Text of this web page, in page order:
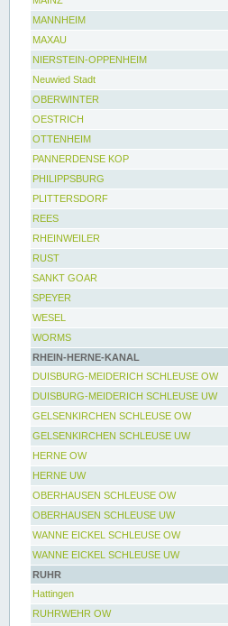
MANNHEIM
MAXAU
NIERSTEIN-OPPENHEIM
Neuwied Stadt
OBERWINTER
OESTRICH
OTTENHEIM
PANNERDENSE KOP
PHILIPPSBURG
PLITTERSDORF
REES
RHEINWEILER
RUST
SANKT GOAR
SPEYER
WESEL
WORMS
RHEIN-HERNE-KANAL
DUISBURG-MEIDERICH SCHLEUSE OW
DUISBURG-MEIDERICH SCHLEUSE UW
GELSENKIRCHEN SCHLEUSE OW
GELSENKIRCHEN SCHLEUSE UW
HERNE OW
HERNE UW
OBERHAUSEN SCHLEUSE OW
OBERHAUSEN SCHLEUSE UW
WANNE EICKEL SCHLEUSE OW
WANNE EICKEL SCHLEUSE UW
RUHR
Hattingen
RUHRWEHR OW